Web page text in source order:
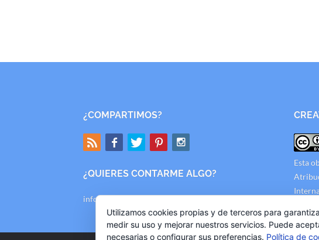
¿COMPARTIMOS?
¿QUIERES CONTARME ALGO?
info@mishallazgos.com
Esta
Utilizamos cookies propias y de terceros para
medir su uso y mejorar nuestros servicios. Puede
necesarias o configurar sus preferencias. Política de